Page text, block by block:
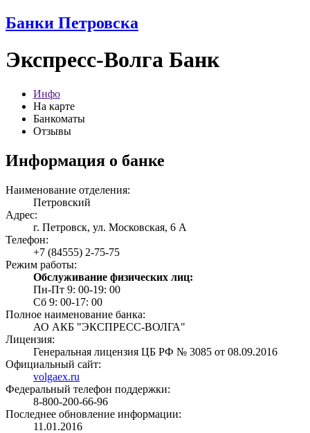
Банки Петровска
Экспресс-Волга Банк
Инфо
На карте
Банкоматы
Отзывы
Информация о банке
Наименование отделения:
Петровский
Адрес:
г. Петровск, ул. Московская, 6 А
Телефон:
+7 (84555) 2-75-75
Режим работы:
Обслуживание физических лиц:
Пн-Пт 9: 00-19: 00
Сб 9: 00-17: 00
Полное наименование банка:
АО АКБ "ЭКСПРЕСС-ВОЛГА"
Лицензия:
Генеральная лицензия ЦБ РФ № 3085 от 08.09.2016
Официальный сайт:
volgaex.ru
Федеральный телефон поддержки:
8-800-200-66-96
Последнее обновление информации:
11.01.2016